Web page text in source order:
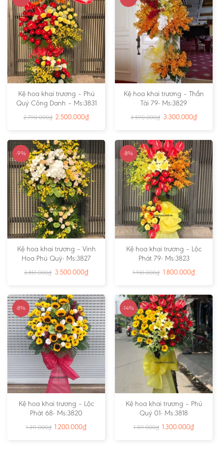
Kệ hoa khai trương – Phú
Quý Công Danh – Ms:3831
2.790.000₫ 2.500.000₫
Kệ hoa khai trương – Thần
Tài 79- Ms:3829
3.590.000₫ 3.300.000₫
-9%
Kệ hoa khai trương – Vinh
Hoa Phú Quý- Ms:3827
3.851.000₫ 3.500.000₫
-8%
Kệ hoa khai trương – Lộc
Phát 79- Ms:3823
1.951.000₫ 1.800.000₫
-8%
Kệ hoa khai trương – Lộc
Phát 68- Ms:3820
1.311.000₫ 1.200.000₫
-14%
Kệ hoa khai trương – Phú
Quý 01- Ms:3818
1.511.000₫ 1.300.000₫